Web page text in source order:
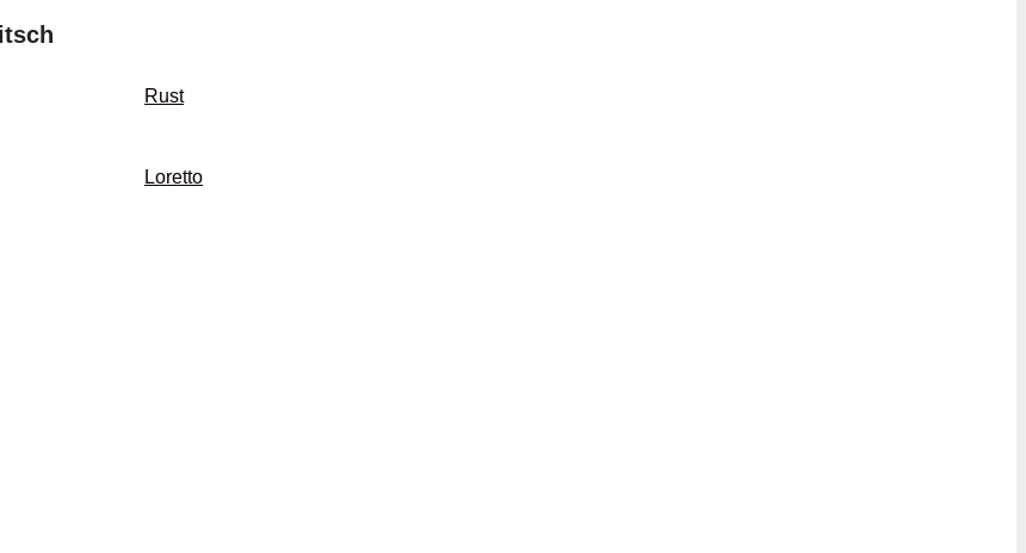
Rust
Loretto